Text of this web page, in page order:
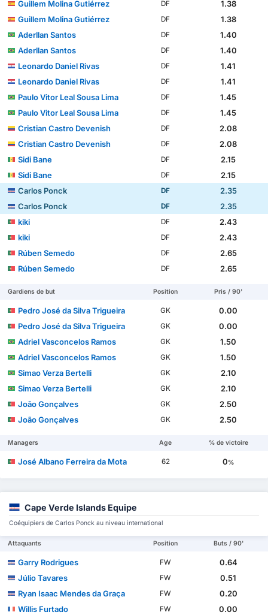
Guillem Molina Gutiérrez DF
1.38
Guillem Molina Gutiérrez
DF
1.38
Aderllan Santos
DF
1.40
Aderllan Santos
DF
1.40
Leonardo Daniel Rivas
DF
1.41
Leonardo Daniel Rivas
DF
1.41
Paulo Vitor Leal Sousa Lima
DF
1.45
Paulo Vitor Leal Sousa Lima
DF
1.45
Cristian Castro Devenish
DF
2.08
Cristian Castro Devenish
DF
2.08
Sidi Bane
DF
2.15
Sidi Bane
DF
2.15
Carlos Ponck
DF
2.35
Carlos Ponck
DF
2.35
kiki
DF
2.43
kiki
DF
2.43
Rúben Semedo
DF
2.65
Rúben Semedo
DF 2.65
Gardiens de but Position Pris / 90'
Pedro José da Silva Trigueira GK
0.00
Pedro José da Silva Trigueira
GK
0.00
Adriel Vasconcelos Ramos
GK
1.50
Adriel Vasconcelos Ramos
GK
1.50
Simao Verza Bertelli
GK
2.10
Simao Verza Bertelli
GK
2.10
João Gonçalves
GK
2.50
João Gonçalves
GK 2.50
Managers Age % de victoire
José Albano Ferreira da Mota 62 0%
Cape Verde Islands Equipe
Coéquipiers de Carlos Ponck au niveau international
Attaquants Position Buts / 90'
Garry Rodrigues FW
0.64
Júlio Tavares
FW
0.51
Ryan Isaac Mendes da Graça
FW
0.20
Willis Furtado
FW
0.00